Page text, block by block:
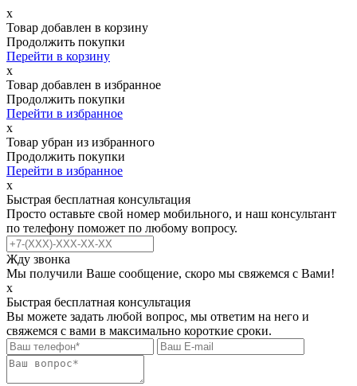
х
Товар добавлен в корзину
Продолжить покупки
Перейти в корзину
х
Товар добавлен в избранное
Продолжить покупки
Перейти в избранное
х
Товар убран из избранного
Продолжить покупки
Перейти в избранное
х
Быстрая бесплатная консультация
Просто оставьте свой номер мобильного, и наш консультант
по телефону поможет по любому вопросу.
Жду звонка
Мы получили Ваше сообщение, скоро мы свяжемся с Вами!
х
Быстрая бесплатная консультация
Вы можете задать любой вопрос, мы ответим на него и
свяжемся с вами в максимально короткие сроки.